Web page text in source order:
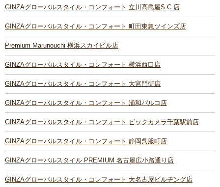
GINZAグローバルスタイル・コンフォート 立川髙島屋S.C.店
GINZAグローバルスタイル・コンフォート 町田東急ツインズ店
Premium Marunouchi 横浜スカイビル店
GINZAグローバルスタイル・コンフォート 横浜西口店
GINZAグローバルスタイル・コンフォート 大宮門街店
GINZAグローバルスタイル・コンフォート 浦和パルコ店
GINZAグローバルスタイル・コンフォート ビックカメラ千葉駅前店
GINZAグローバルスタイル・コンフォート 静岡呉服町店
GINZAグローバルスタイル PREMIUM 名古屋広小路通り店
GINZAグローバルスタイル・コンフォート 大名古屋ビルヂング店